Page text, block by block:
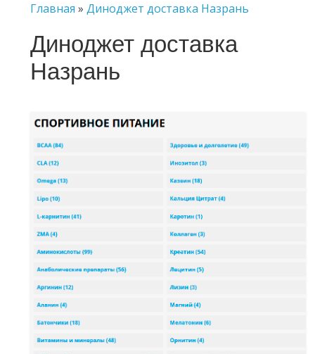
Главная »Диноджет доставка Назрань
Диноджет доставка
Назрань